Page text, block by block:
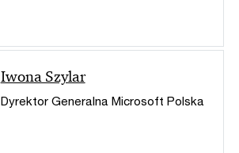
Iwona Szylar
Dyrektor Generalna Microsoft Polska